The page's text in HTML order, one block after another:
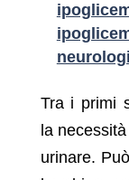
Tra i primi
la
urinare.